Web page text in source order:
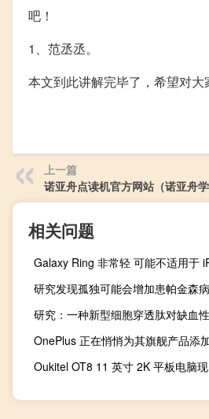
吧！
1、范丞丞。
本文到此讲解完毕了，希望对大
上一篇
诺亚舟点读机官方网站（诺亚舟学
相关问题
Galaxy Ring 非常轻 可能不适用于
研究发现孤独可能会增加患帕金森
研究：一种新型细胞穿透肽对缺血
OnePlus 正在悄悄为其旗舰产品添
Oukitel OT8 11 英寸 2K 平板电脑